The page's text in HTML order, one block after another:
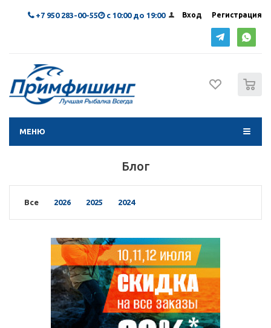
Вход Регистрация
+7 950 283-00-55 с 10:00 до 19:00
МЕНЮ
Блог
Все 2026 2025 2024